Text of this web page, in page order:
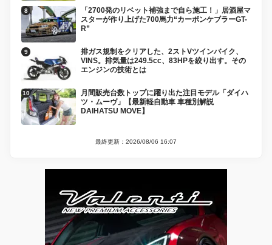
「2700発のリベット補強まで自ら施工！」居酒屋マ
スターが作り上げた700馬力“カーボンケブラーGT-
R”
排ガス規制をクリアした、2ストVツインバイク、
VINS。排気量は249.5cc、83HPを絞り出す。その
エンジンの技術とは
月間販売台数トップに躍り出た注目モデル「ダイハ
ツ・ムーヴ」【最新軽自動車 車種別解説
DAIHATSU MOVE】
最終更新：2026/08/06 16:07